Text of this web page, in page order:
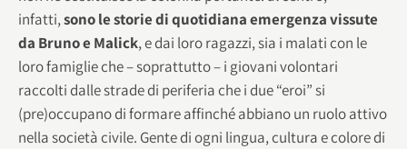
infatti,sono le storie di quotidiana emergenza vissute
da Bruno e Malick, e dai loro ragazzi, sia i malati con le
loro famiglie che – soprattutto – i giovani volontari
raccolti dalle strade di periferia che i due “eroi” si
(pre)occupano di formare affinché abbiano un ruolo attivo
nella società civile. Gente di ogni lingua, cultura e colore di